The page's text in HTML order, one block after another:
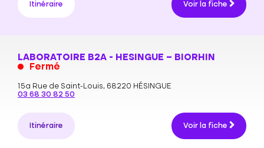
Itinéraire Voir la fiche
LABORATOIRE B2A - HESINGUE – BIORHIN
Fermé
15a Rue de Saint-Louis, 68220 HÉSINGUE
03 68 30 82 50
Itinéraire Voir la fiche